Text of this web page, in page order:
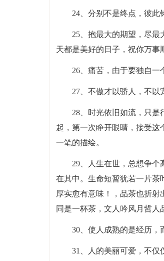
24、分别不是终点，彼此
25、抱最大的期望，尽
天都是美好的日子，祝你万事
26、痛苦，由于要独自一
27、不傲才以骄人，不
28、时光依旧如流，只是
起，第一次睁开眼睛，接受
一笔的描绘。
29、人生在世，总想争
在其中。生命短暂犹若一片茶
厚实愈有意味！，品茶也折射
同是一杯茶，文人吟风月哲人
30、使人成熟的是经历，
31、人的美丽可爱，不仅